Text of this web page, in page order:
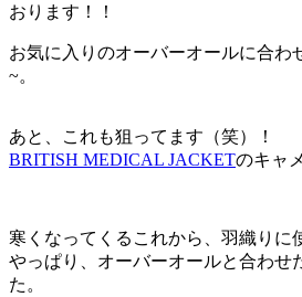
おります！！
お気に入りのオーバーオールに合わ
~。
あと、これも狙ってます（笑）！
BRITISH MEDICAL JACKETのキャ
寒くなってくるこれから、羽織りに
やっぱり、オーバーオールと合わせ
た。